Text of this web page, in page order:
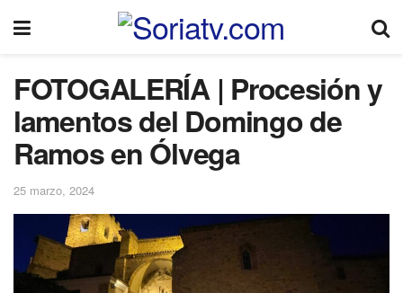
FOTOGALERÍA | Procesión y
lamentos del Domingo de
Ramos en Ólvega
25 marzo, 2024